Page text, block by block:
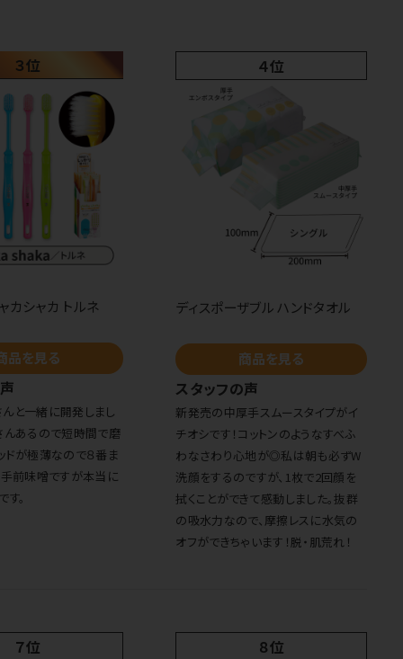
３位
カシャカ トルネ
品を見る
と一緒に開発しまし
んあるので短時間で磨
ドが極薄なので８番ま
手前味噌ですが本当に
。
４位
ディスポーザブル ハンドタオル
商品を見る
スタッフの声
新発売の中厚手スムースタイプがイ
チオシです！コットンのようなすべふ
わなさわり心地が◎私は朝も必ずW
洗顔をするのですが、1枚で2回顔を
拭くことができて感動しました。抜群
の吸水力なので、摩擦レスに水気の
オフができちゃいます！脱・肌荒れ！
７位 ８位